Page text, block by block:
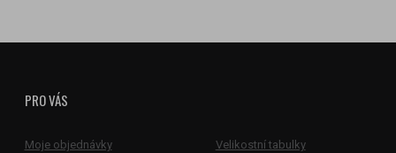
PRO VÁS
Moje objednávky Velikostní tabulky